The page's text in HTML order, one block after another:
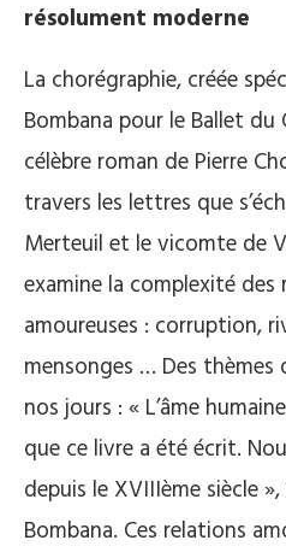
résolument moderne
La chorégraphie, créée
Bombana pour le Ballet du
célèbre roman de Pierre
travers les lettres que
Merteuil et le vicomte de
examine la complexité
amoureuses : corruption,
mensonges … Des
nos jours : « L’âme
que ce livre a été écrit.
depuis le XVIIIème siècle
Bombana. Ces relations